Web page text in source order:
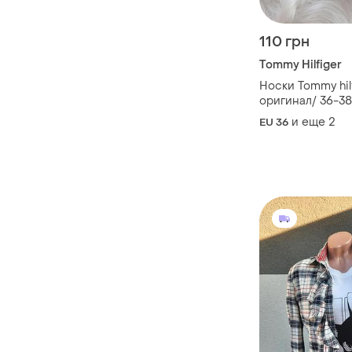
110 грн
Tommy Hilfiger
Носки Tommy
оригинал/ 36-38
EU 36 и еще 2